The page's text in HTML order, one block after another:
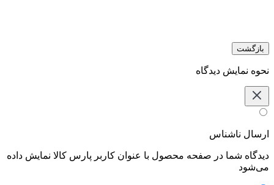
بازگشت
نحوه نمایش دیدگاه‌
ارسال ناشناس
دیدگاه شما در صفحه محصول با عنوان کاربر پارس کالا نمایش داده
می‌شود